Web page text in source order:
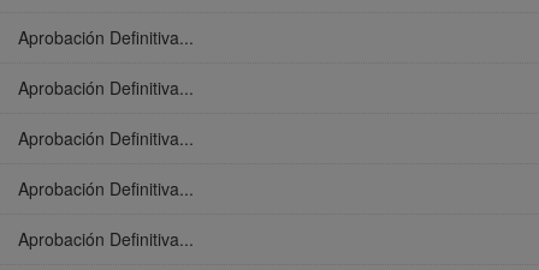
Aprobación Definitiva...
Aprobación Definitiva...
Aprobación Definitiva...
Aprobación Definitiva...
Aprobación Definitiva...